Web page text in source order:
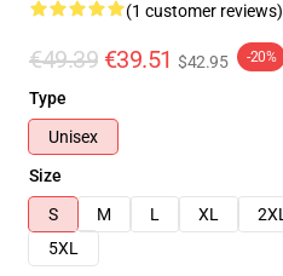
(1 customer reviews)
€49.39 €39.51 $42.95 -20%
Type
Unisex
Size
S
M L XL 2XL
5XL